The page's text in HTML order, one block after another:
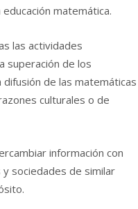
matemática.
las actividades
superación de los
difusión de las matemáticas
culturales o de
información con
y sociedades de similar